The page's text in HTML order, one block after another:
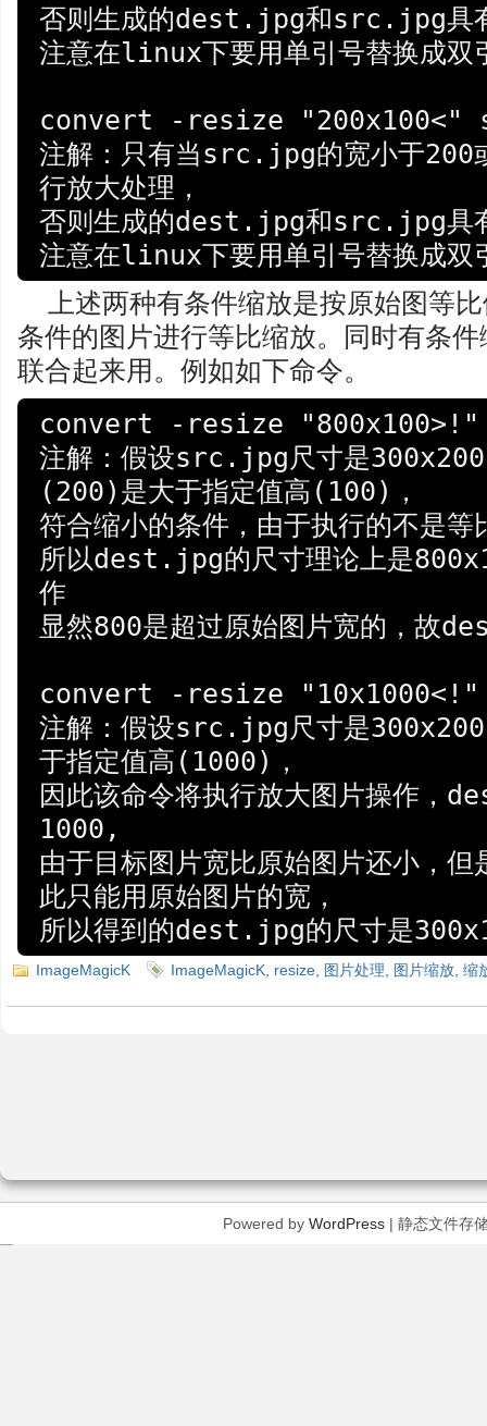
否则生成的dest.jpg和src.jpg具
注意在linux下要用单引号替换成
convert -resize
注解：只有当src.jpg的宽小于200
行放大处理，
否则生成的dest.jpg和src.jpg具
上述两种有条件缩放是按原始图等
条件的图片进行等比缩放。同时有条
联合起来用。例如如下命令。
convert -resize
注解：假设src.jpg尺寸是
(200)是大于指定值高(100)，
符合缩小的条件，由于执行的不是等
所以dest.jpg的尺寸理论上是
作
显然800是超过原始图片宽的，故
convert -resize
注解：假设src.jpg尺寸是
于指定值高(1000)，
因此该命令将执行放大图片操作，
1000,
由于目标图片宽比原始图片还小，
此只能用原始图片的宽，
ImageMagicK ImageMagicK resize 图片处理 图片缩放 缩
Powered by WordPress| 静态文件存